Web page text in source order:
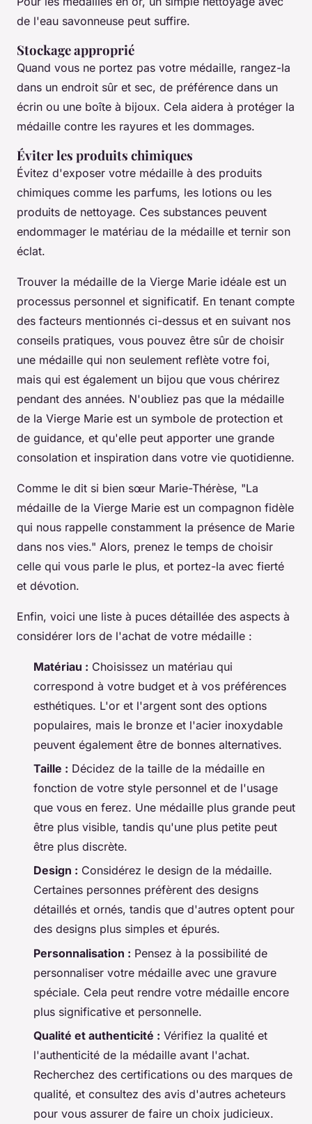
de l'eau savonneuse peut suffire.
Stockage approprié
Quand vous ne portez pas votre médaille, rangez-la
dans un endroit sûr et sec, de préférence dans un
écrin ou une boîte à bijoux. Cela aidera à protéger la
médaille contre les rayures et les dommages.
Éviter les produits chimiques
Évitez d'exposer votre médaille à des produits
chimiques comme les parfums, les lotions ou les
produits de nettoyage. Ces substances peuvent
endommager le matériau de la médaille et ternir son
éclat.
Trouver la médaille de la Vierge Marie idéale est un
processus personnel et significatif. En tenant compte
des facteurs mentionnés ci-dessus et en suivant nos
conseils pratiques, vous pouvez être sûr de choisir
une médaille qui non seulement reflète votre foi,
mais qui est également un bijou que vous chérirez
pendant des années. N'oubliez pas que la médaille
de la Vierge Marie est un symbole de protection et
de guidance, et qu'elle peut apporter une grande
consolation et inspiration dans votre vie quotidienne.
Comme le dit si bien sœur Marie-Thérèse, "La
médaille de la Vierge Marie est un compagnon fidèle
qui nous rappelle constamment la présence de Marie
dans nos vies." Alors, prenez le temps de choisir
celle qui vous parle le plus, et portez-la avec fierté
et dévotion.
Enfin, voici une liste à puces détaillée des aspects à
considérer lors de l'achat de votre médaille :
Matériau : Choisissez un matériau qui
correspond à votre budget et à vos préférences
esthétiques. L'or et l'argent sont des options
populaires, mais le bronze et l'acier inoxydable
peuvent également être de bonnes alternatives.
Taille : Décidez de la taille de la médaille en
fonction de votre style personnel et de l'usage
que vous en ferez. Une médaille plus grande peut
être plus visible, tandis qu'une plus petite peut
être plus discrète.
Design : Considérez le design de la médaille.
Certaines personnes préfèrent des designs
détaillés et ornés, tandis que d'autres optent pour
des designs plus simples et épurés.
Personnalisation : Pensez à la possibilité de
personnaliser votre médaille avec une gravure
spéciale. Cela peut rendre votre médaille encore
plus significative et personnelle.
Qualité et authenticité : Vérifiez la qualité et
l'authenticité de la médaille avant l'achat.
Recherchez des certifications ou des marques de
qualité, et consultez des avis d'autres acheteurs
pour vous assurer de faire un choix judicieux.